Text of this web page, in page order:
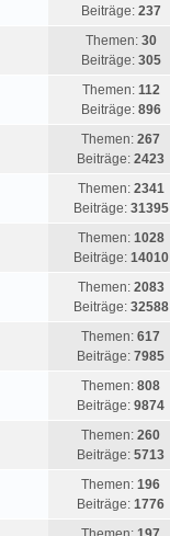
Beiträge: 237
Themen: 30
Beiträge: 305
Themen: 112
Beiträge: 896
Themen: 267
Beiträge: 2423
Themen: 2341
Beiträge: 31395
Themen: 1028
Beiträge: 14010
Themen: 2083
Beiträge: 32588
Themen: 617
Beiträge: 7985
Themen: 808
Beiträge: 9874
Themen: 260
Beiträge: 5713
Themen: 196
Beiträge: 1776